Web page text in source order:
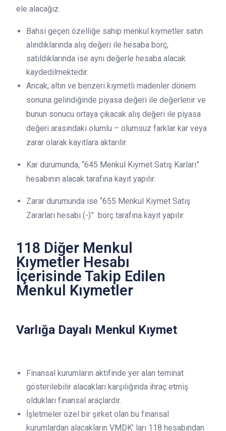
ele alacağız.
Bahsi geçen özelliğe sahip menkul kıymetler satın
alındıklarında alış değeri ile hesaba borç,
satıldıklarında ise aynı değerle hesaba alacak
kaydedilmektedir.
Ancak; altın ve benzeri kıymetli madenler dönem
sonuna gelindiğinde piyasa değeri ile değerlenir ve
bunun sonucu ortaya çıkacak alış değeri ile piyasa
değeri arasındaki olumlu – olumsuz farklar kar veya
zarar olarak kayıtlara aktarılır.
Kar durumunda, “645 Menkul Kıymet Satış Karları”
hesabının alacak tarafına kayıt yapılır.
Zarar durumunda ise “655 Menkul Kıymet Satış
Zararları hesabı (-)” borç tarafına kayıt yapılır.
118 Diğer Menkul
Kıymetler Hesabı
İçerisinde Takip Edilen
Menkul Kıymetler
Varlığa Dayalı Menkul Kıymet
Finansal kurumların aktifinde yer alan teminat
gösterilebilir alacakları karşılığında ihraç etmiş
oldukları finansal araçlardır.
İşletmeler özel bir şirket olan bu finansal
kurumlardan alacakların VMDK’ ları 118 hesabından